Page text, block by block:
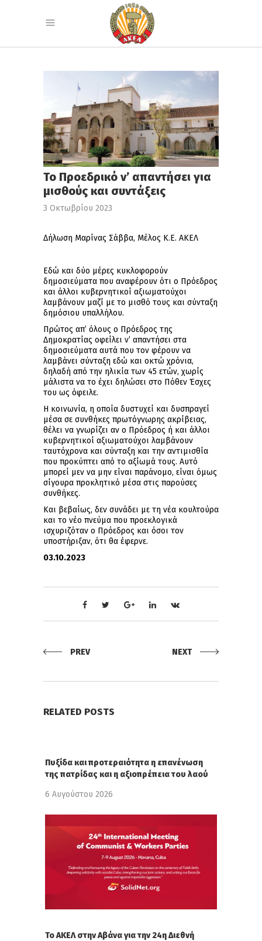
Το Προεδρικό ν’ απαντήσει για
μισθούς και συντάξεις
3 Οκτωβρίου 2023
Δήλωση Μαρίνας Σάββα, Μέλος Κ.Ε. ΑΚΕΛ
Εδώ και δύο μέρες κυκλοφορούν
δημοσιεύματα που αναφέρουν ότι o Πρόεδρος
και άλλοι κυβερνητικοί αξιωματούχοι
λαμβάνουν μαζί με το μισθό τους και σύνταξη
δημόσιου υπαλλήλου.
Πρώτος απ’ όλους ο Πρόεδρος της
Δημοκρατίας οφείλει ν’ απαντήσει στα
δημοσιεύματα αυτά που τον φέρουν να
λαμβάνει σύνταξη εδώ και οκτώ χρόνια,
δηλαδή από την ηλικία των 45 ετών, χωρίς
μάλιστα να το έχει δηλώσει στο Πόθεν Έσχες
του ως όφειλε.
Η κοινωνία, η οποία δυστυχεί και δυσπραγεί
μέσα σε συνθήκες πρωτόγνωρης ακρίβειας,
θέλει να γνωρίζει αν ο Πρόεδρος ή και άλλοι
κυβερνητικοί αξιωματούχοι λαμβάνουν
ταυτόχρονα και σύνταξη και την αντιμισθία
που προκύπτει από το αξίωμά τους. Αυτό
μπορεί μεν να μην είναι παράνομο, είναι όμως
σίγουρα προκλητικό μέσα στις παρούσες
συνθήκες.
Και βεβαίως, δεν συνάδει με τη νέα κουλτούρα
και το νέο πνεύμα που προεκλογικά
ισχυριζόταν ο Πρόεδρος και όσοι τον
υποστήριξαν, ότι θα έφερνε.
03.10.2023
PREV NEXT
RELATED POSTS
Πυξίδα και προτεραιότητα η επανένωση
της πατρίδας και η αξιοπρέπεια του λαού
6 Αυγούστου 2026
Το ΑΚΕΛ στην Αβάνα για την 24η Διεθνή